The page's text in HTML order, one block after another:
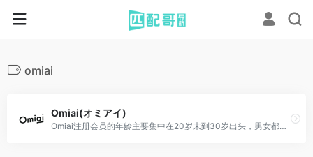
omiai
Omiai(オミアイ)
Omiai注册会员的年龄主要集中在20岁末到30岁出头，男女都有。